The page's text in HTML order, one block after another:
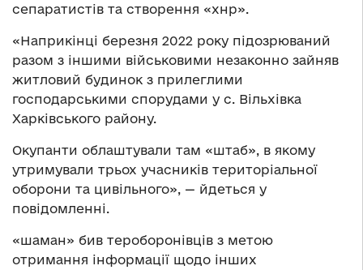
сепаратистів та створення «хнр».
«Наприкінці березня 2022 року підозрюваний
разом з іншими військовими незаконно зайняв
житловий будинок з прилеглими
господарськими спорудами у с. Вільхівка
Харківського району.
Окупанти облаштували там «штаб», в якому
утримували трьох учасників територіальної
оборони та цивільного», — йдеться у
повідомленні.
«шаман» бив тероборонівців з метою
отримання інформації щодо інших